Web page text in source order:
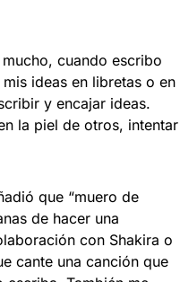
cuando escribo
ideas en libretas o en
y encajar ideas.
la piel de otros, intentar
que “muero de
de hacer una
con Shakira o
cante una canción que